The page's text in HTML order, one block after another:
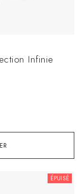
Infinie
ÉPUISÉ